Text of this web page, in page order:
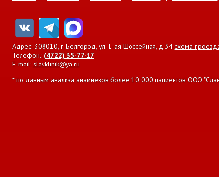
Адрес: 308010, г. Белгород, ул. 1-ая Шоссейная, д.34 схема
Телефон.: (4722) 35-77-17
E-mail: slavklinik@ya.ru
* по данным анализа анамнезов более 10 000 пациентов ООО